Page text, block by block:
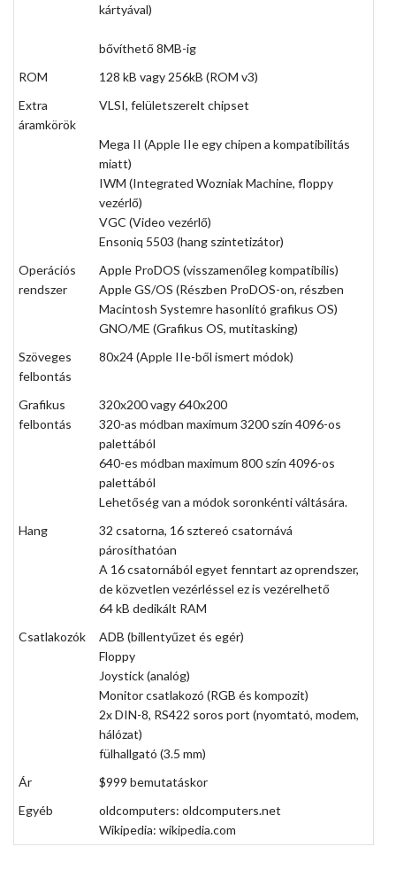
kártyával)
bővíthető 8MB-ig
ROM
128 kB vagy 256kB (ROM v3)
Extra
áramkörök
VLSI, felületszerelt chipset
Mega II (Apple IIe egy chipen a kompatibilitás
miatt)
IWM (Integrated Wozniak Machine, floppy
vezérlő)
VGC (Video vezérlő)
Ensoniq 5503 (hang szintetizátor)
Operációs
rendszer
Apple ProDOS (visszamenőleg kompatibilis)
Apple GS/OS (Részben ProDOS-on, részben
Macintosh Systemre hasonlító grafikus OS)
GNO/ME (Grafikus OS, mutitasking)
Szöveges
felbontás
80x24 (Apple IIe-ből ismert módok)
Grafikus
felbontás
320x200 vagy 640x200
320-as módban maximum 3200 szín 4096-os
palettából
640-es módban maximum 800 szín 4096-os
palettából
Lehetőség van a módok soronkénti váltására.
Hang
32 csatorna, 16 sztereó csatornává
párosíthatóan
A 16 csatornából egyet fenntart az oprendszer,
de közvetlen vezérléssel ez is vezérelhető
64 kB dedikált RAM
Csatlakozók
ADB (billentyűzet és egér)
Floppy
Joystick (analóg)
Monitor csatlakozó (RGB és kompozit)
2x DIN-8, RS422 soros port (nyomtató, modem,
hálózat)
fülhallgató (3.5 mm)
Ár
$999 bemutatáskor
Egyéb
oldcomputers: oldcomputers.net
Wikipedia: wikipedia.com